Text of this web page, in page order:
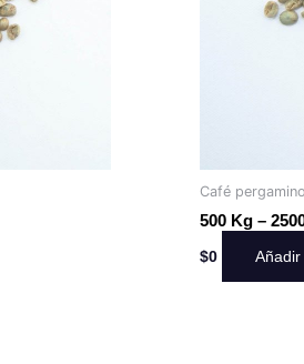
Café
500 Kg –
$0